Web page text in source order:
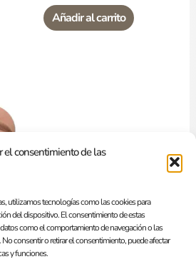
el consentimiento de las
utilizamos tecnologías como las cookies para
del dispositivo. El consentimiento de estas
como el comportamiento de navegación o las
consentir o retirar el consentimiento, puede afectar
y funciones.
Añadir al carrito